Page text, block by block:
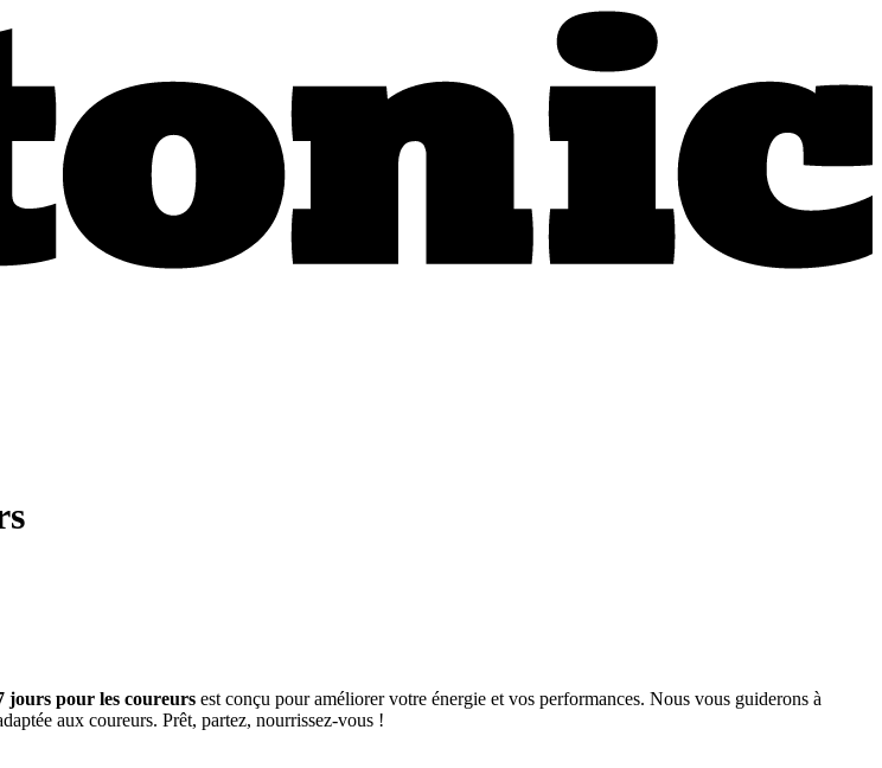
jours pour les coureurs est conçu pour améliorer votre énergie et vos performances. Nous vous guiderons à
aux coureurs. Prêt, partez, nourrissez-vous !